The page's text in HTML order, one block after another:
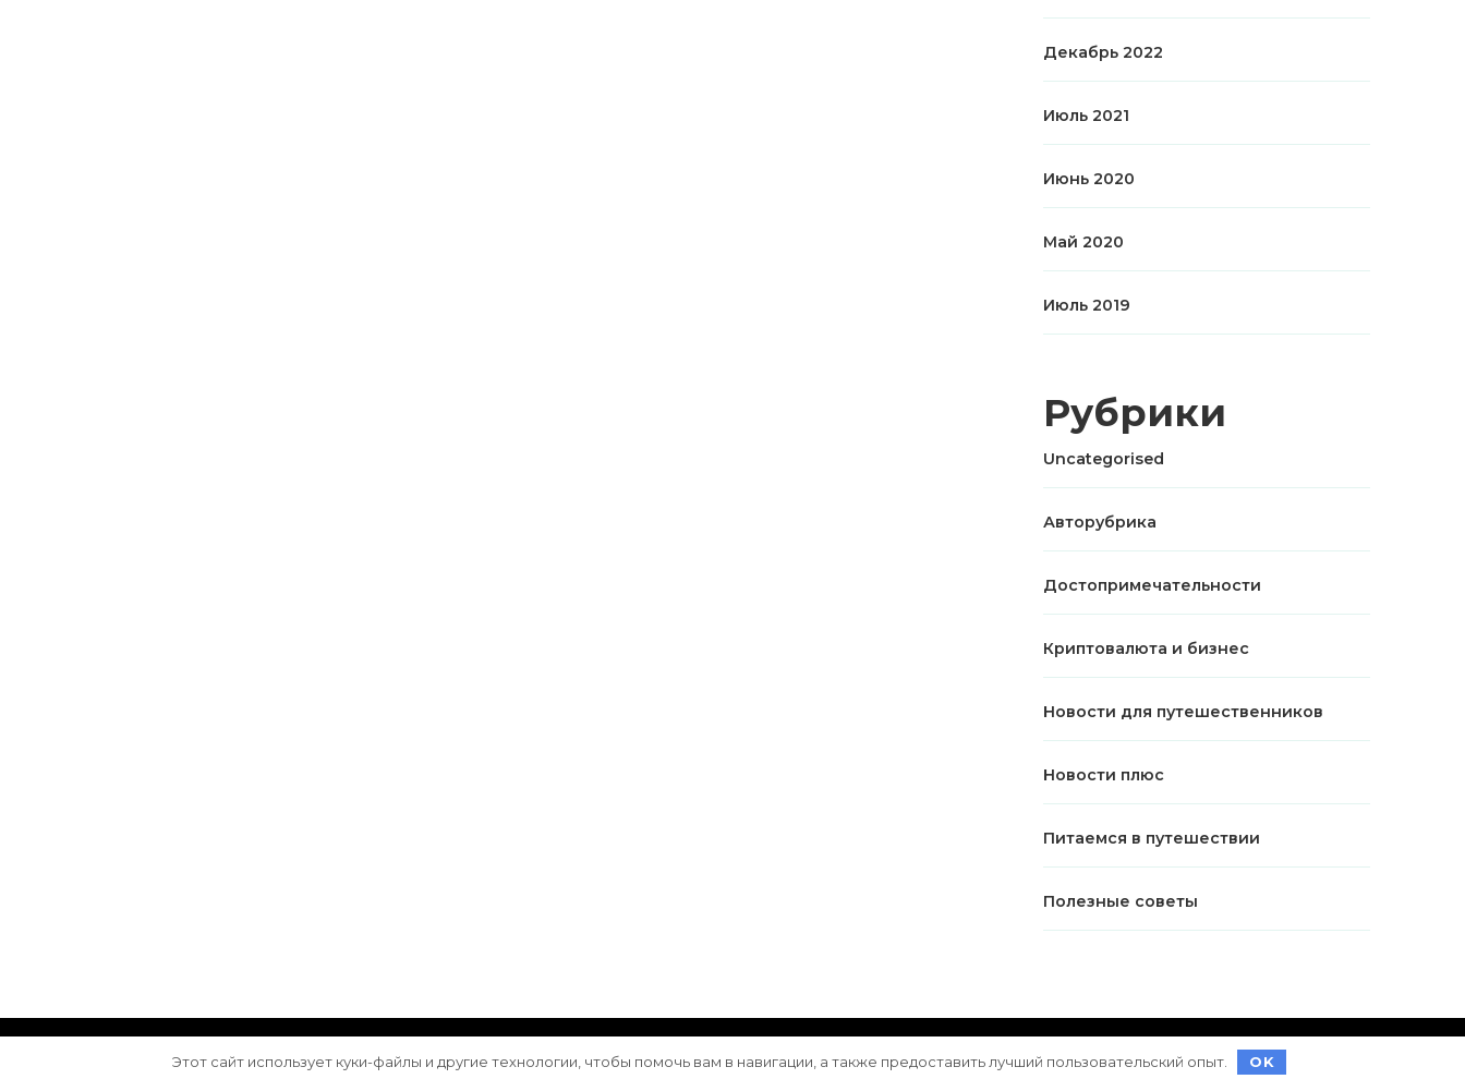
Декабрь 2022
Июль 2021
Июнь 2020
Май 2020
Июль 2019
Рубрики
Uncategorised
Авторубрика
Достопримечательности
Криптовалюта и бизнес
Новости для путешественников
Новости плюс
Питаемся в путешествии
Полезные советы
© Авторское право 2026 . Все права защищены. Vilva | Разработана WordPress
Этот сайт использует куки-файлы и другие технологии, чтобы помочь вам в навигации, а также предоставить лучший пользовательский опыт. OK